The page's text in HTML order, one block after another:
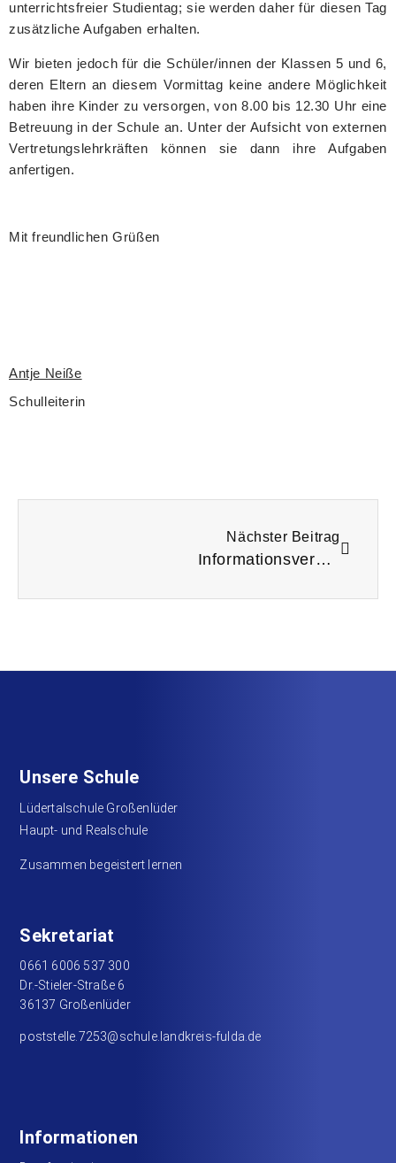
unterrichtsfreier Studientag; sie werden daher für diesen Tag
zusätzliche Aufgaben erhalten.
Wir bieten jedoch für die Schüler/innen der Klassen 5 und 6,
deren Eltern an diesem Vormittag keine andere Möglichkeit
haben ihre Kinder zu versorgen, von 8.00 bis 12.30 Uhr eine
Betreuung in der Schule an. Unter der Aufsicht von externen
Vertretungslehrkräften können sie dann ihre Aufgaben
anfertigen.
Mit freundlichen Grüßen
Antje Neiße
Schulleiterin
Nächster Beitrag
Informationsveranstaltung zu den Übergängen auf weiterführende Schulen
Unsere Schule
Lüdertalschule Großenlüder
Haupt- und Realschule
Zusammen begeistert lernen
Sekretariat
0661 6006 537 300
Dr.-Stieler-Straße 6
36137 Großenlüder
poststelle.7253@schule.landkreis-fulda.de
Informationen